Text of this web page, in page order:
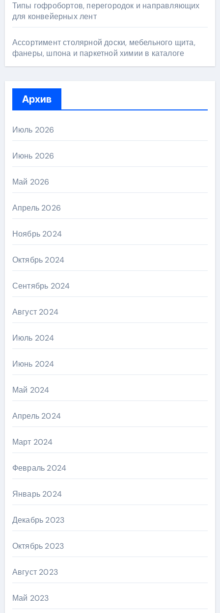
Типы гофробортов, перегородок и направляющих
для конвейерных лент
Ассортимент столярной доски, мебельного щита,
фанеры, шпона и паркетной химии в каталоге
Архив
Июль 2026
Июнь 2026
Май 2026
Апрель 2026
Ноябрь 2024
Октябрь 2024
Сентябрь 2024
Август 2024
Июль 2024
Июнь 2024
Май 2024
Апрель 2024
Март 2024
Февраль 2024
Январь 2024
Декабрь 2023
Октябрь 2023
Август 2023
Май 2023